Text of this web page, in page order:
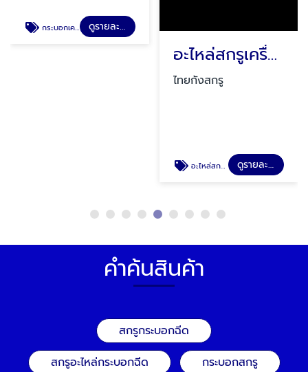
กระบอกเครื่องฉีดยาง ดูรายละเอียด
อะไหล่สกรูเครื่องฉีดพลาสติก
ไทยกังสกรู
อะไหล่สกรูเครื่องฉีดพลาสติก ดูรายละเอียด
คำค้นสินค้า
สกรูกระบอกฉีด
สกรูอะไหล่กระบอกฉีด
กระบอกสกรู